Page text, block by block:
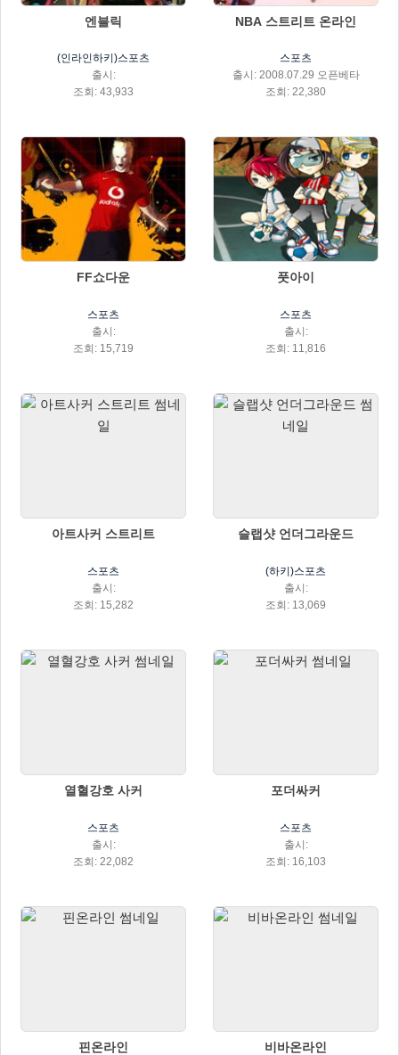
엔블릭
(인라인하키)스포츠
출시:
조회: 43,933
NBA 스트리트 온라인
스포츠
출시: 2008.07.29 오픈베타
조회: 22,380
FF쇼다운
스포츠
출시:
조회: 15,719
풋아이
스포츠
출시:
조회: 11,816
아트사커 스트리트
스포츠
출시:
조회: 15,282
슬랩샷 언더그라운드
(하키)스포츠
출시:
조회: 13,069
열혈강호 사커
스포츠
출시:
조회: 22,082
포더싸커
스포츠
출시:
조회: 16,103
핀온라인 비바온라인